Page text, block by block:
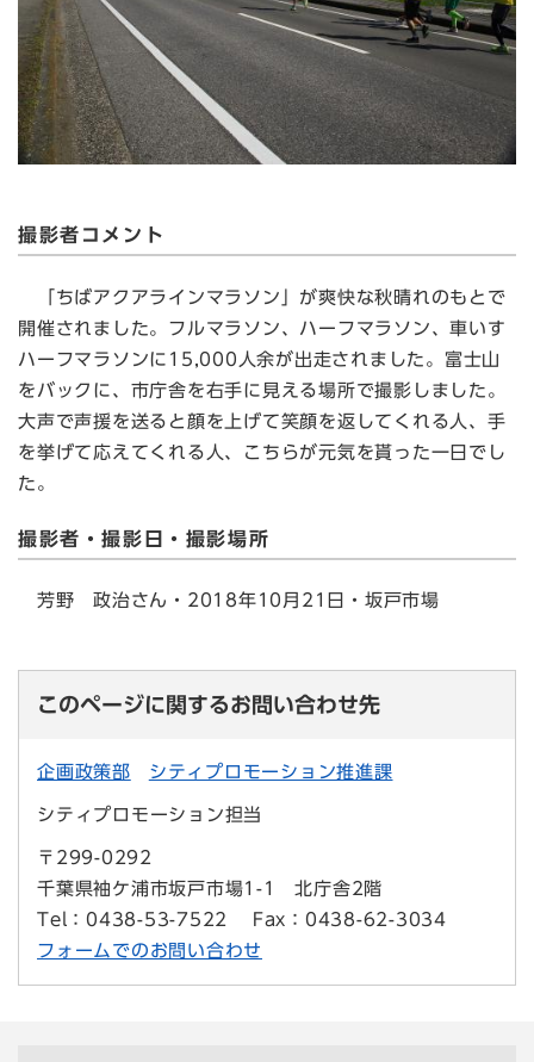
撮影者コメント
「ちばアクアラインマラソン」が爽快な秋晴れのもとで
開催されました。フルマラソン、ハーフマラソン、車いす
ハーフマラソンに15,000人余が出走されました。富士山
をバックに、市庁舎を右手に見える場所で撮影しました。
大声で声援を送ると顔を上げて笑顔を返してくれる人、手
を挙げて応えてくれる人、こちらが元気を貰った一日でし
た。
撮影者・撮影日・撮影場所
芳野 政治さん・2018年10月21日・坂戸市場
このページに関するお問い合わせ先
企画政策部 シティプロモーション推進課
シティプロモーション担当
〒299-0292
千葉県袖ケ浦市坂戸市場1-1 北庁舎2階
Tel：0438-53-7522
Fax：0438-62-3034
フォームでのお問い合わせ